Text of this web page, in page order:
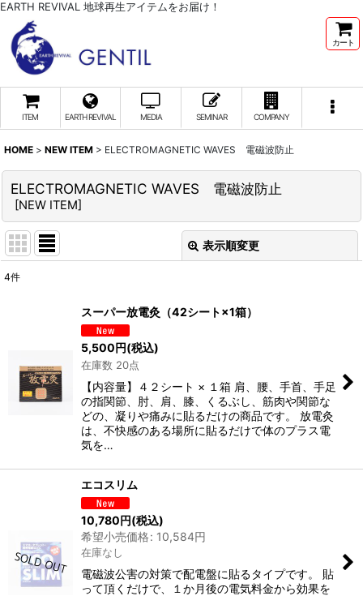
EARTH REVIVAL 地球再生アイテムをお届け！
カート
ITEM EARTH REVIVAL MEDIA SEMINAR COMPANY
HOME > NEW ITEM > ELECTROMAGNETIC WAVES 電磁波防止
ELECTROMAGNETIC WAVES 電磁波防止
[NEW ITEM]
表示順変更
絞り込む
4件
スーパー放電灸（42シート×1箱）
5,500円(税込)
在庫数 20点
【内容量】４２シート × １箱 肩、腰、手首、手足
の指関節、肘、肩、膝、くるぶし、筋肉や関節な
どの、凝りや痛みに貼るだけの商品です。 放電灸
は、不快感のある場所に貼るだけで体のプラス電
気を…
エコスリム
10,780円(税込)
希望小売価格: 10,584円
在庫なし
電磁波公害の対策で配電盤に貼るタイプです。 貼
って頂くだけで、１か月後の電気料金から効果を